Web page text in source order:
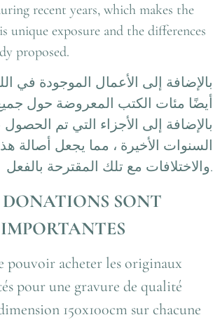
recent years, which makes the
unique exposure and the differences
proposed.
بالإضافة إلى الأعمال الموجودة في
أيضًا مئات الكتب المعروضة حول
بالإضافة إلى الأجزاء التي تم الحصول
السنوات الأخيرة ، مما يجعل أصالة
والاختلافات مع تلك المقترحة بالفعل.
DONATIONS SONT
IMPORTANTES
pouvoir acheter les originaux
pour une gravure de qualité
150x100cm sur chacune